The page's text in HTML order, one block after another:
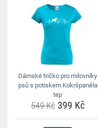
Dámské tričko pro milovníky
psů s potiskem Kokršpaněla
tep
549 Kč399 Kč